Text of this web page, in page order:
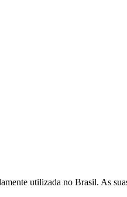
utilizada no Brasil. As